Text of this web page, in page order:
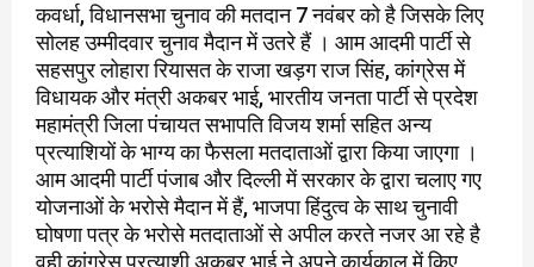
कवर्धा, विधानसभा चुनाव की मतदान 7 नवंबर को है जिसके लिए
सोलह उम्मीदवार चुनाव मैदान में उतरे हैं । आम आदमी पार्टी से
सहसपुर लोहारा रियासत के राजा खड़ग राज सिंह, कांग्रेस में
विधायक और मंत्री अकबर भाई, भारतीय जनता पार्टी से प्रदेश
महामंत्री जिला पंचायत सभापति विजय शर्मा सहित अन्य
प्रत्याशियों के भाग्य का फैसला मतदाताओं द्वारा किया जाएगा ।
आम आदमी पार्टी पंजाब और दिल्ली में सरकार के द्वारा चलाए गए
योजनाओं के भरोसे मैदान में हैं, भाजपा हिंदुत्व के साथ चुनावी
घोषणा पत्र के भरोसे मतदाताओं से अपील करते नजर आ रहे है
वही कांग्रेस प्रत्याशी अकबर भाई ने अपने कार्यकाल में किए